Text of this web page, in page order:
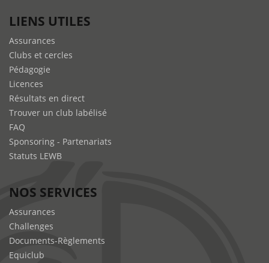
LIENS UTILES
Assurances
Clubs et cercles
Pédagogie
Licences
Résultats en direct
Trouver un club labélisé
FAQ
Sponsoring - Partenariats
Statuts LEWB
NOS SERVICES
Assurances
Challenges
Documents-Règlements
Equiclub